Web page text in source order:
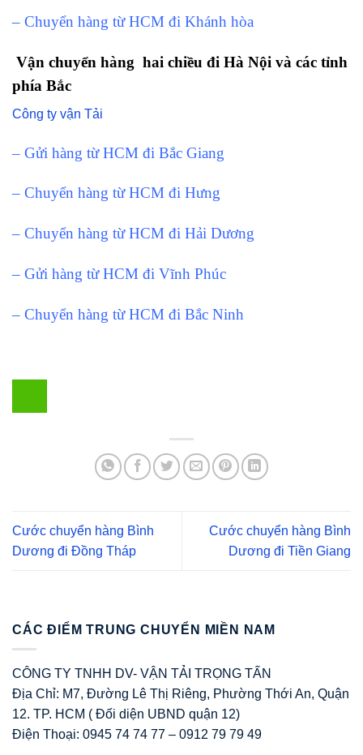
– Chuyển hàng từ HCM đi Khánh hòa
Vận chuyển hàng hai chiều đi Hà Nội và các tỉnh
phía Bắc
Công ty vận Tải
– Gửi hàng từ HCM đi Bắc Giang
– Chuyển hàng từ HCM đi Hưng
– Chuyển hàng từ HCM đi Hải Dương
– Gửi hàng từ HCM đi Vĩnh Phúc
– Chuyển hàng từ HCM đi Bắc Ninh
Cước chuyển hàng Bình
Dương đi Đồng Tháp
Cước chuyển hàng Bình
Dương đi Tiền Giang
CÁC ĐIỂM TRUNG CHUYỂN MIỀN NAM
CÔNG TY TNHH DV- VẬN TẢI TRỌNG TẤN
Địa Chỉ: M7, Đường Lê Thị Riêng, Phường Thới An, Quận
12. TP. HCM ( Đối diện UBND quận 12)
Điện Thoại: 0945 74 74 77 – 0912 79 79 49